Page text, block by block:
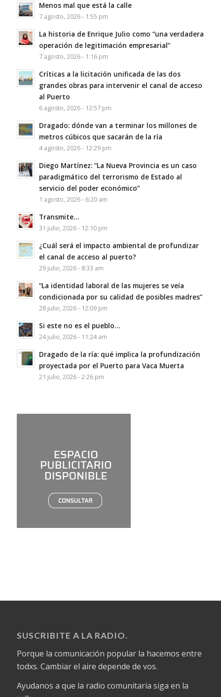
Menos mal que está la calle
7 agosto, 2026 - 1:55 pm
La historia de Enrique Julio como “una verdadera
operación de legitimación empresarial”
7 agosto, 2026 - 1:16 pm
Críticas a la licitación unificada de las dos
grandes obras para intervenir el canal de acceso
al Puerto
6 agosto, 2026 - 12:57 pm
Dragado: dónde van a terminar los millones de
metros cúbicos que sacarán de la ría
4 agosto, 2026 - 12:29 pm
Diego Martínez: “La Nueva Provincia es un caso
paradigmático del terrorismo de Estado al
servicio del poder económico”
1 agosto, 2026 - 6:20 am
Transmite…
31 julio, 2026 - 12:10 pm
¿Cuál será el impacto ambiental de profundizar
el canal de acceso al puerto?
29 julio, 2026 - 8:33 am
“La identidad laboral de las mujeres se veía
condicionada por su calidad de posibles madres”
28 julio, 2026 - 12:09 pm
Si este no es el pueblo…
24 julio, 2026 - 11:24 am
Dragado de la ría: qué implica la profundización
proyectada por el Puerto para Vaca Muerta
21 julio, 2026 - 2:26 pm
SUSCRIBITE A LA RADIO.
Porque la comunicación popular la hacemos entre
todxs. Cambiar el aire depende de vos.
Ayudanos a que la radio comunitaria siga en la